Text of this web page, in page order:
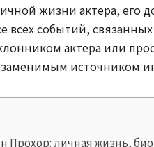
жизни актера, его
всех событий,
актера или
источником
Прохор: личная жизнь,